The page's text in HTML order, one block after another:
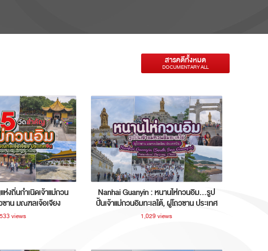
สารคดีทั้งหมด
DOCUMENTARY ALL
งถิ่นกำเนิดเจ้าแม่กวน
ซาน มณฑลเจ้อเจียง
ะเทศจีน
views
Nanhai Guanyin : หนานไห่กวนอิม...รูป
ปั้นเจ้าแม่กวนอิมทะเลใต้, ผู่โถวซาน ประเทศ
จีน
1,029 views